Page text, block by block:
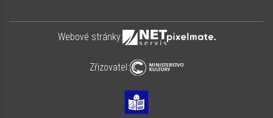
Webové stránky:
Zřizovatel: